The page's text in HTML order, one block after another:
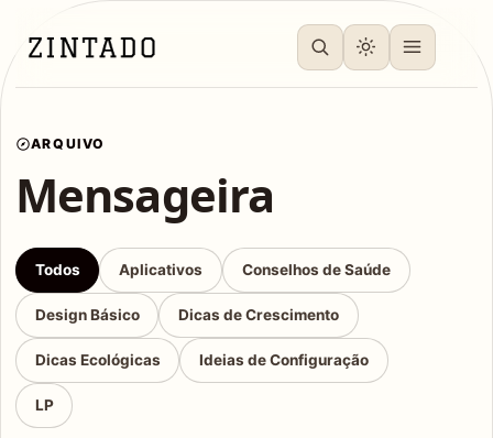
ARQUIVO
Mensageira
Todos Aplicativos Conselhos de Saúde
Design Básico Dicas de Crescimento
Dicas Ecológicas Ideias de Configuração
LP